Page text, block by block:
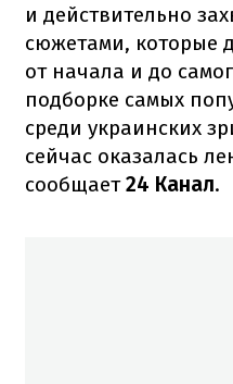
и действительно
сюжетами, которые
от начала и до
подборке самых
среди украинских
сейчас оказалась
сообщает24 Канал.